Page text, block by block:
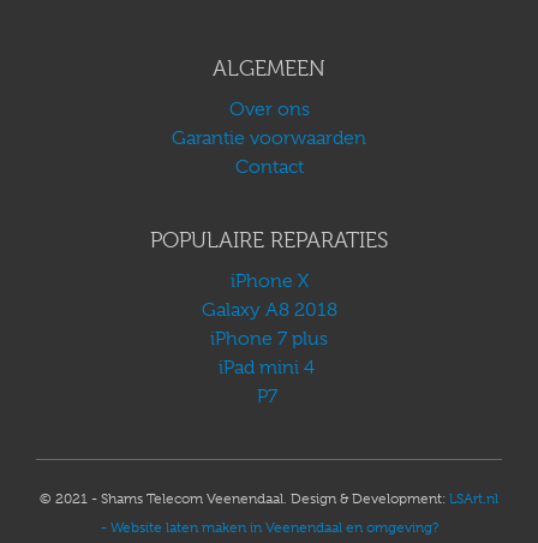
ALGEMEEN
Over ons
Garantie voorwaarden
Contact
POPULAIRE REPARATIES
iPhone X
Galaxy A8 2018
iPhone 7 plus
iPad mini 4
P7
© 2021 - Shams Telecom Veenendaal. Design & Development: LSArt.nl
- Website laten maken in Veenendaal en omgeving?